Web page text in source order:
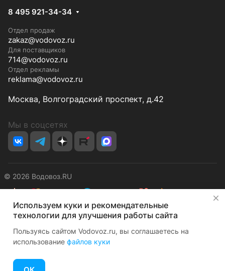
8 495 921-34-34
Отдел продаж
zakaz@vodovoz.ru
Для поставщиков
714@vodovoz.ru
Отдел рекламы
reklama@vodovoz.ru
Москва, Волгоградский проспект, д.42
Мы в соцсетях
© 2026 Водовоз.RU
КонфиденциальностьОферта
Используем куки и рекомендательные
технологии для улучшения работы сайта
Пользуясь сайтом Vodovoz.ru, вы соглашаетесь на
использование файлов куки